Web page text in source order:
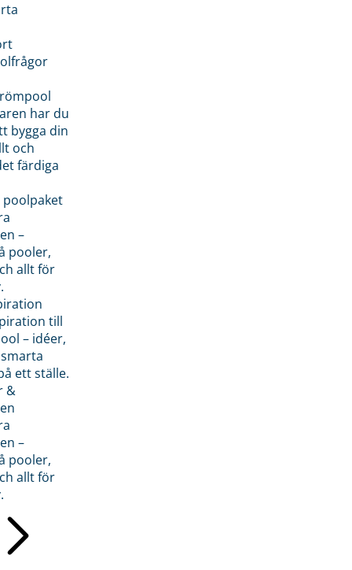
har du
bygga din
och
färdiga
–
pooler,
allt för
till
– idéer,
ett ställe.
&
–
pooler,
allt för